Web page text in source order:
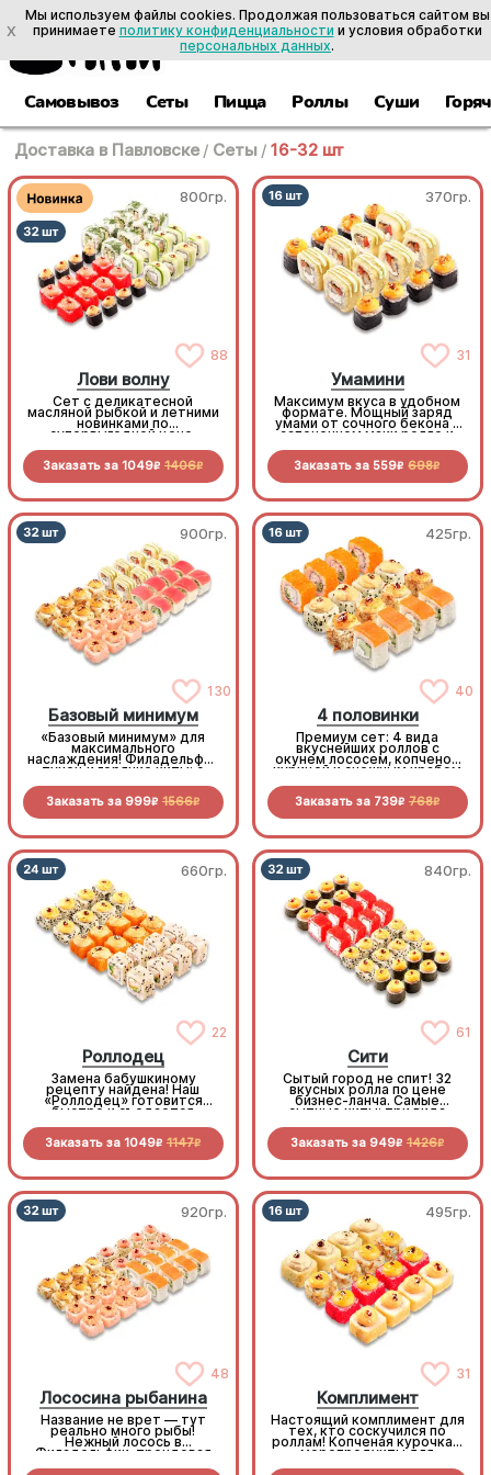
Самовывоз Сеты Пицца Роллы Суши
Доставка в Павловске / Сеты / 16-32 шт
800гр.
88
Лови волну
Сет с деликатесной
масляной рыбкой и летними
новинками по
супервыгодной цене.
Заказать за 1049R 1406R
370гр.
31
Умамини
Максимум вкуса в удобном
формате. Мощный заряд
умами от сочного бекона в
запеченном маки ролле и
золотистой темпуре
Заказать за 559R 698R
900гр.
130
Базовый минимум
«Базовый минимум» для
максимального
наслаждения! Филадельфия
тунец и горячие хиты: с
окунем и крабом. Богатая
палитра вкусов не оставит
Заказать за 999R 1566R
425гр.
40
4 половинки
Премиум сет: 4 вида
вкуснейших роллов с
окунем лососем, копченой
курицей и снежным крабом
Заказать за 739R 768R
660гр.
22
Роллодец
Замена бабушкиному
рецепту найдена! Наш
«Роллодец» готовится
быстро и съедается
настроение в каждом
кусочке без лишних хлопот
Заказать за 1049R 1147R
840гр.
61
Сити
Сытый город не спит! 32
вкусных ролла по цене
бизнес-ланча. Самые
сытные хиты: три вида
сливочная классика.
Идеальное решение, когда
Заказать за 949R 1426R
920гр.
48
Лососина рыбанина
Название не врет — тут
реально много рыбы!
Нежный лосось в
Филадельфии, трендовая
495гр.
31
Комплимент
Настоящий комплимент для
тех, кто соскучился по
роллам! Копченая курочка и
морепродукты для
X
Мы используем файлы cookies. Продолжая пользоваться сайтом вы
принимаете политику конфиденциальности и условия обработки
персональных данных.